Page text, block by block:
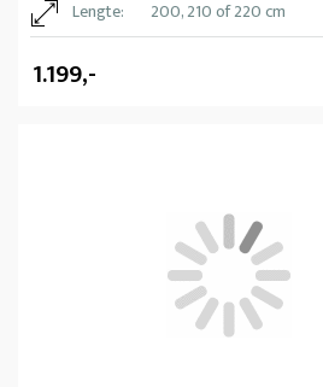
Lengte: 200, 210 of 220 cm
1.199,-